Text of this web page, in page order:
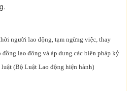
người lao động, tạm ngừng việc, thay
đồng lao động và áp dụng các biện pháp kỷ
(Bộ Luật Lao động hiện hành)